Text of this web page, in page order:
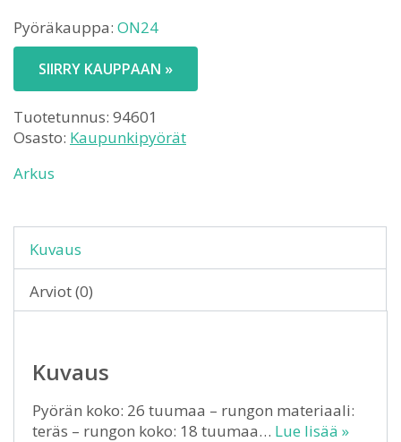
Pyöräkauppa: ON24
SIIRRY KAUPPAAN »
Tuotetunnus: 94601
Osasto: Kaupunkipyörät
Arkus
Kuvaus
Arviot (0)
Kuvaus
Pyörän koko: 26 tuumaa – rungon materiaali:
teräs – rungon koko: 18 tuumaa… Lue lisää »